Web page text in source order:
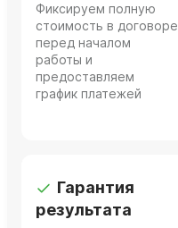
Фиксируем полную
стоимость в договоре
перед началом
работы и
предоставляем
график платежей
Гарантия
результата